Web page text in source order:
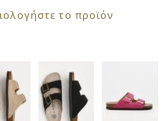
το προϊόν